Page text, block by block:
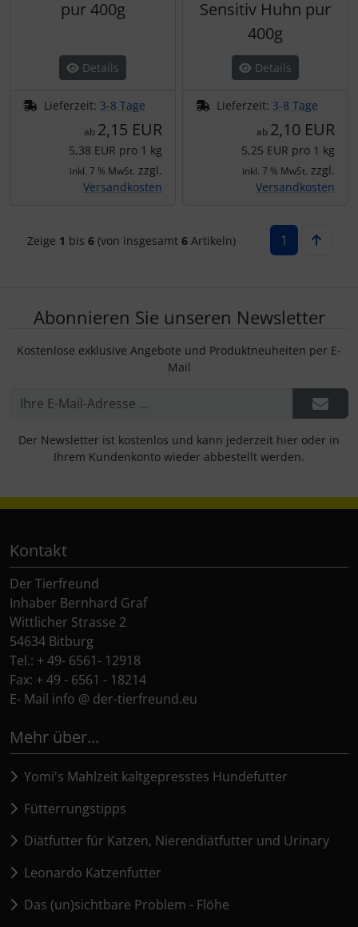
pur 400g
Details
Lieferzeit: 3-8 Tage
ab 2,15 EUR
5,38 EUR pro 1 kg
inkl. 7 % MwSt. zzgl.
Versandkosten
Sensitiv Huhn pur
400g
Details
Lieferzeit: 3-8 Tage
ab 2,10 EUR
5,25 EUR pro 1 kg
inkl. 7 % MwSt. zzgl.
Versandkosten
Zeige 1 bis 6(von insgesamt 6Artikeln) 1
Abonnieren Sie unseren Newsletter
Kostenlose exklusive Angebote und Produktneuheiten per E-
Mail
Der Newsletter ist kostenlos und kann jederzeit hier oder in
Ihrem Kundenkonto wieder abbestellt werden.
Kontakt
Der Tierfreund
Inhaber Bernhard Graf
Wittlicher Strasse 2
54634 Bitburg
Tel.: + 49- 6561- 12918
Fax: + 49 - 6561 - 18214
E- Mail info @ der-tierfreund.eu
Mehr über...
Yomi's Mahlzeit kaltgepresstes Hundefutter
Fütterrungstipps
Diätfutter für Katzen, Nierendiätfutter und Urinary
Leonardo Katzenfutter
Das (un)sichtbare Problem - Flöhe